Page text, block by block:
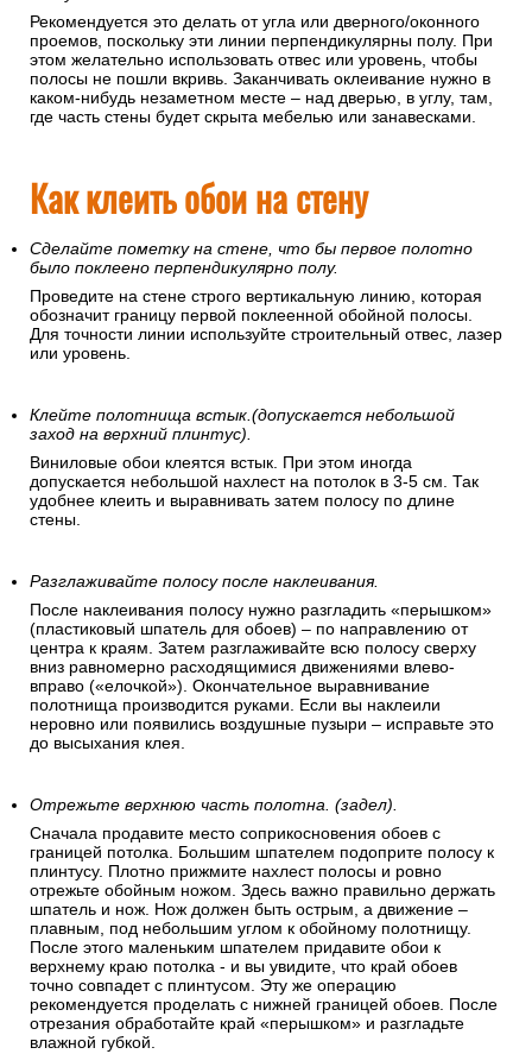
Рекомендуется это делать от угла или дверного/оконного
проемов, поскольку эти линии перпендикулярны полу. При
этом желательно использовать отвес или уровень, чтобы
полосы не пошли вкривь. Заканчивать оклеивание нужно в
каком-нибудь незаметном месте – над дверью, в углу, там,
где часть стены будет скрыта мебелью или занавесками.
Как клеить обои на стену
Сделайте пометку на стене, что бы первое полотно
было поклеено перпендикулярно полу.
Проведите на стене строго вертикальную линию, которая
обозначит границу первой поклеенной обойной полосы.
Для точности линии используйте строительный отвес, лазер
или уровень.
Клейте полотнища встык.(допускается небольшой
заход на верхний плинтус).
Виниловые обои клеятся встык. При этом иногда
допускается небольшой нахлест на потолок в 3-5 см. Так
удобнее клеить и выравнивать затем полосу по длине
стены.
Разглаживайте полосу после наклеивания.
После наклеивания полосу нужно разгладить «перышком»
(пластиковый шпатель для обоев) – по направлению от
центра к краям. Затем разглаживайте всю полосу сверху
вниз равномерно расходящимися движениями влево-
вправо («елочкой»). Окончательное выравнивание
полотнища производится руками. Если вы наклеили
неровно или появились воздушные пузыри – исправьте это
до высыхания клея.
Отрежьте верхнюю часть полотна. (задел).
Сначала продавите место соприкосновения обоев с
границей потолка. Большим шпателем подоприте полосу к
плинтусу. Плотно прижмите нахлест полосы и ровно
отрежьте обойным ножом. Здесь важно правильно держать
шпатель и нож. Нож должен быть острым, а движение –
плавным, под небольшим углом к обойному полотнищу.
После этого маленьким шпателем придавите обои к
верхнему краю потолка - и вы увидите, что край обоев
точно совпадет с плинтусом. Эту же операцию
рекомендуется проделать с нижней границей обоев. После
отрезания обработайте край «перышком» и разгладьте
влажной губкой.